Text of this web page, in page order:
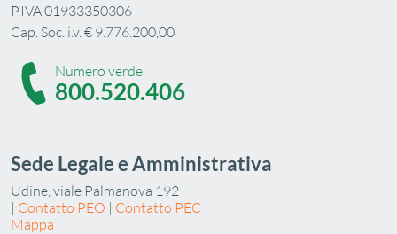
P.IVA 01933350306
Cap. Soc. i.v. € 9.776.200,00
Numero verde
800.520.406
Sede Legale e Amministrativa
Udine, viale Palmanova 192
| Contatto PEO | Contatto PEC
Mappa